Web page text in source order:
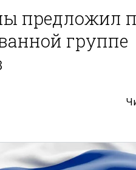
предложил
группе